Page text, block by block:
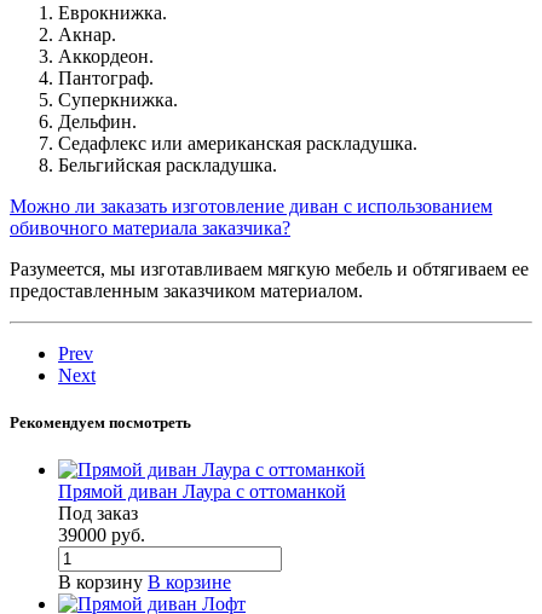
Еврокнижка.
Акнар.
Аккордеон.
Пантограф.
Суперкнижка.
Дельфин.
Седафлекс или американская раскладушка.
Бельгийская раскладушка.
Можно ли заказать изготовление диван с использованием
обивочного материала заказчика?
Разумеется, мы изготавливаем мягкую мебель и обтягиваем ее
предоставленным заказчиком материалом.
Prev
Next
Рекомендуем посмотреть
Прямой диван Лаура с оттоманкой
Под заказ
39000 руб.
В корзину В корзине